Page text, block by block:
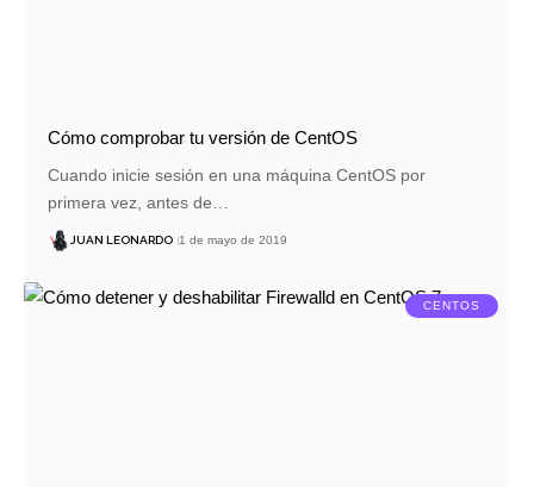
Cómo comprobar tu versión de CentOS
Cuando inicie sesión en una máquina CentOS por
primera vez, antes de…
JUAN LEONARDO 1 de mayo de 2019
CENTOS